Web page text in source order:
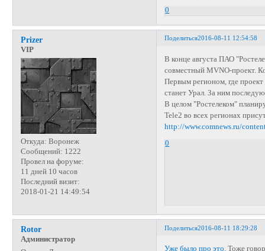
0
Поделиться2016-08-11 12:54:58
Prizer
VIP
Откуда: Воронеж
Сообщений: 1222
Провел на форуме:
11 дней 10 часов
Последний визит:
2018-01-21 14:49:54
В конце августа ПАО
совместный MVNO-проект.
Первым регионом, где
станет Урал. За ним
В целом "Ростелеком"
Tele2 во всех регионах
http://www.comnews.ru/
0
Поделиться2016-08-11 18:29:28
Rotor
Администратор
Уже было про это. Тоже